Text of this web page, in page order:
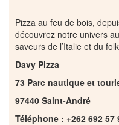
Pizza au feu de bois,
découvrez notre univers
saveurs de l’Italie et du
Davy Pizza
73 Parc nautique et
97440 Saint-André
Téléphone : +262 692 57